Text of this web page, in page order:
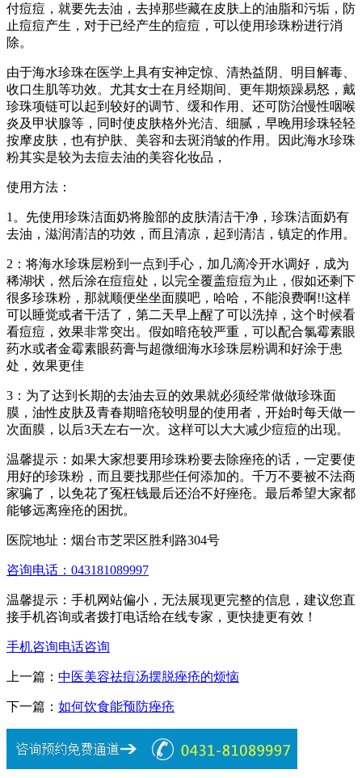
付痘痘，就要先去油，去掉那些藏在皮肤上的油脂和污垢，防
止痘痘产生，对于已经产生的痘痘，可以使用珍珠粉进行消
除。
由于海水珍珠在医学上具有安神定惊、清热益阴、明目解毒、
收口生肌等功效。尤其女士在月经期间、更年期烦躁易怒，戴
珍珠项链可以起到较好的调节、缓和作用、还可防治慢性咽喉
炎及甲状腺等，同时使皮肤格外光洁、细腻，早晚用珍珠轻轻
按摩皮肤，也有护肤、美容和去斑消皱的作用。因此海水珍珠
粉其实是较为去痘去油的美容化妆品，
使用方法：
1。先使用珍珠洁面奶将脸部的皮肤清洁干净，珍珠洁面奶有
去油，滋润清洁的功效，而且清凉，起到清洁，镇定的作用。
2：将海水珍珠层粉到一点到手心，加几滴冷开水调好，成为
稀湖状，然后涂在痘痘处，以完全覆盖痘痘为止，假如还剩下
很多珍珠粉，那就顺便坐坐面膜吧，哈哈，不能浪费啊!!这样
可以睡觉或者干活了，第二天早上醒了可以洗掉，这个时候看
看痘痘，效果非常突出。假如暗疮较严重，可以配合氯霉素眼
药水或者金霉素眼药膏与超微细海水珍珠层粉调和好涂于患
处，效果更佳
3：为了达到长期的去油去豆的效果就必须经常做做珍珠面
膜，油性皮肤及青春期暗疮较明显的使用者，开始时每天做一
次面膜，以后3天左右一次。这样可以大大减少痘痘的出现。
温馨提示：如果大家想要用珍珠粉要去除痤疮的话，一定要使
用好的珍珠粉，而且要找那些任何添加的。千万不要被不法商
家骗了，以免花了冤枉钱最后还治不好痤疮。最后希望大家都
能够远离痤疮的困扰。
医院地址：烟台市芝罘区胜利路304号
咨询电话：043181089997
温馨提示：手机网站偏小，无法展现更完整的信息，建议您直
接手机咨询或者拨打电话给在线专家，更快捷更有效！
手机咨询电话咨询
上一篇： 中医美容祛痘汤摆脱痤疮的烦恼
下一篇： 如何饮食能预防痤疮